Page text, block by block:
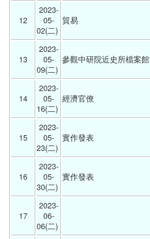
12
2023-
05-
02(二)
貿易
13
2023-
05-
09(二)
參觀中研院近史所檔案館
14
2023-
05-
16(二)
經濟官僚
15
2023-
05-
23(二)
實作發表
16
2023-
05-
30(二)
實作發表
17
2023-
06-
06(二)